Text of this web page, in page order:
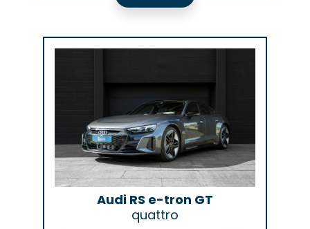
Audi RS e-tron GT
quattro